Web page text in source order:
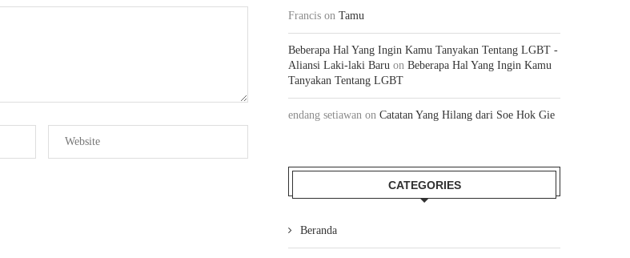
Francis on Tamu
Beberapa Hal Yang Ingin Kamu Tanyakan Tentang LGBT -
Aliansi Laki-laki Baru on Beberapa Hal Yang Ingin Kamu
Tanyakan Tentang LGBT
endang setiawan on Catatan Yang Hilang dari Soe Hok Gie
CATEGORIES
Beranda